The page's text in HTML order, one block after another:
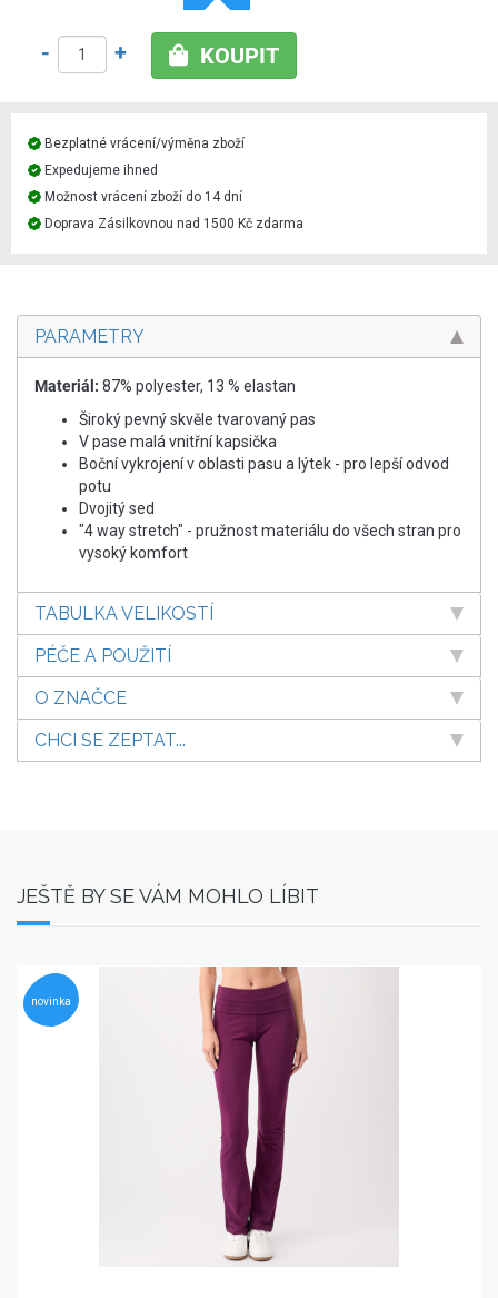
- + KOUPIT
Bezplatné vrácení/výměna zboží
Expedujeme ihned
Možnost vrácení zboží do 14 dní
Doprava Zásilkovnou nad 1500 Kč zdarma
PARAMETRY
Materiál: 87% polyester, 13 % elastan
Široký pevný skvěle tvarovaný pas
V pase malá vnitřní kapsička
Boční vykrojení v oblasti pasu a lýtek - pro lepší odvod
potu
Dvojitý sed
"4 way stretch" - pružnost materiálu do všech stran pro
vysoký komfort
TABULKA VELIKOSTÍ
PÉČE A POUŽITÍ
O ZNAČCE
CHCI SE ZEPTAT...
JEŠTĚ BY SE VÁM MOHLO LÍBIT
novinka